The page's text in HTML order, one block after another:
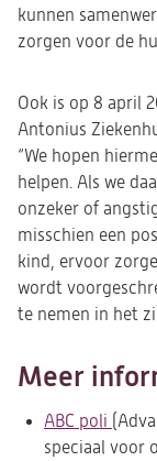
kunnen
zorgen voor de
Ook is op 8 april
Antonius
“We hopen
helpen. Als we
onzeker of
misschien een
kind, ervoor
wordt
te nemen in het
Meer
ABC poli
speciaal voor